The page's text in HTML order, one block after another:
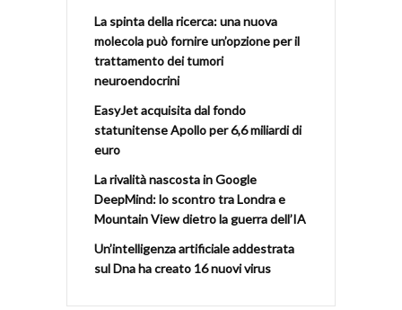
La spinta della ricerca: una nuova
molecola può fornire un’opzione per il
trattamento dei tumori
neuroendocrini
EasyJet acquisita dal fondo
statunitense Apollo per 6,6 miliardi di
euro
La rivalità nascosta in Google
DeepMind: lo scontro tra Londra e
Mountain View dietro la guerra dell’IA
Un’intelligenza artificiale addestrata
sul Dna ha creato 16 nuovi virus